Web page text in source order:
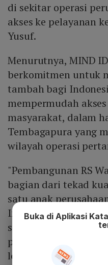
di sekitar operasi
akses ke pelayanan
Yusuf.
Menurutnya, MIND
berkomitmen untuk
tambah bagi
mempermudah
masyarakat, dalam
Tembagapura yang
wilayah operasi
"Pembangunan RS
bagian dari tekad
satu anak
Indonesia, dalam
sekitar wilayah
pelayanan kesehatan
lebih baik," kata dia.
Buka di Aplikasi